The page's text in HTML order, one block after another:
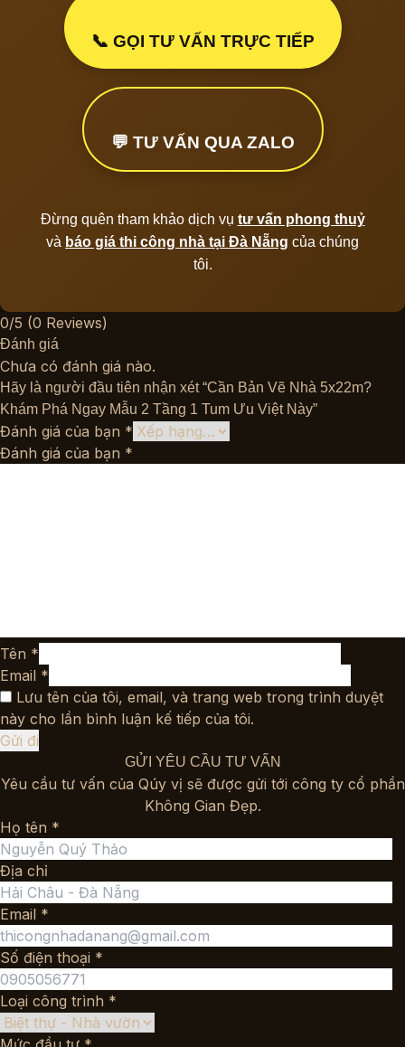
📞 GỌI TƯ VẤN TRỰC TIẾP
💬 TƯ VẤN QUA ZALO
Đừng quên tham khảo dịch vụ tư vấn phong thuỷ
và báo giá thi công nhà tại Đà Nẵng của chúng
tôi.
0/5 (0 Reviews)
Đánh giá
Chưa có đánh giá nào.
Hãy là người đầu tiên nhận xét “Cần Bản Vẽ Nhà 5x22m?
Khám Phá Ngay Mẫu 2 Tầng 1 Tum Ưu Việt Này”
Đánh giá của bạn *
Đánh giá của bạn *
Tên *
Email *
Lưu tên của tôi, email, và trang web trong trình duyệt
này cho lần bình luận kế tiếp của tôi.
GỬI YÊU CẦU TƯ VẤN
Yêu cầu tư vấn của Qúy vị sẽ được gửi tới công ty cổ phần
Không Gian Đẹp.
Họ tên *
Địa chỉ
Email *
Số điện thoại *
Loại công trình *